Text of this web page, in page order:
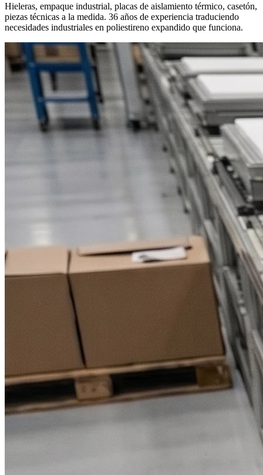
Hieleras, empaque industrial, placas de aislamiento térmico, casetón,
piezas técnicas a la medida. 36 años de experiencia traduciendo
necesidades industriales en poliestireno expandido que funciona.